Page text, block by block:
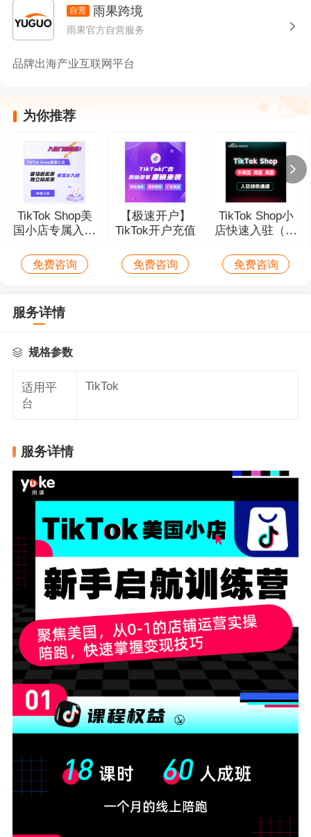
自营 雨果跨境
雨果官方自营服务
品牌出海产业互联网平台
为你推荐
TikTok Shop美
国小店专属入驻
免费咨询
【极速开户】
TikTok开户充值
免费咨询
TikTok Shop小
店快速入驻（美
国）
免费咨询
服务详情
规格参数
适用平
台
TikTok
服务详情